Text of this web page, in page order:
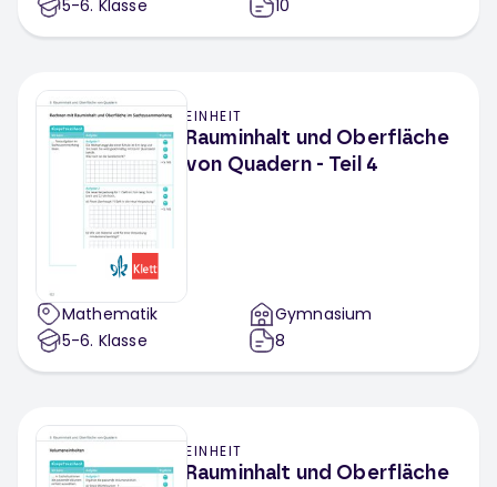
5-6. Klasse
10
EINHEIT
Rauminhalt und Oberfläche
von Quadern - Teil 4
Mathematik
5-6. Klasse
Gymnasium
8
EINHEIT
Rauminhalt und Oberfläche